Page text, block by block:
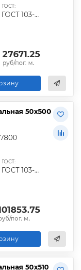
ГОСТ:
ГОСТ 103-2006
27671.25
руб/пог. м.
50х500
ГОСТ:
ГОСТ 103-2006
пог. м.
50х510